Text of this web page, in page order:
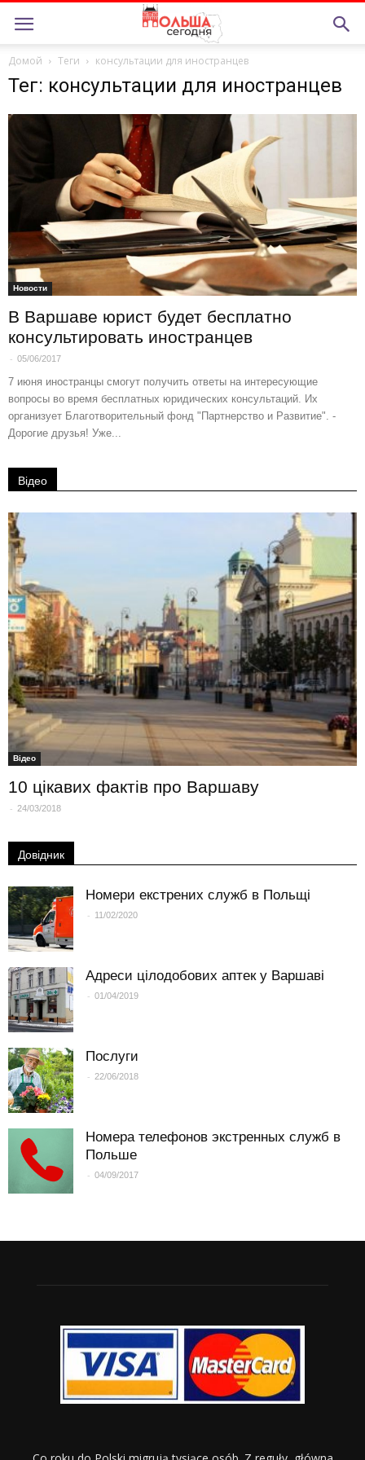
Домой Теги консультации для иностранцев
Тег: консультации для иностранцев
Новости
В Варшаве юрист будет бесплатно
консультировать иностранцев
- 05/06/2017
7 июня иностранцы смогут получить ответы на интересующие
вопросы во время бесплатных юридических консультаций. Их
организует Благотворительный фонд "Партнерство и Развитие". -
Дорогие друзья! Уже...
Відео
Вiдео
10 цікавих фактів про Варшаву
- 24/03/2018
Довідник
Номери екстрених служб в Польщі
- 11/02/2020
Адреси цілодобових аптек у Варшаві
- 01/04/2019
Послуги
- 22/06/2018
Номера телефонов экстренных служб в
Польше
- 04/09/2017